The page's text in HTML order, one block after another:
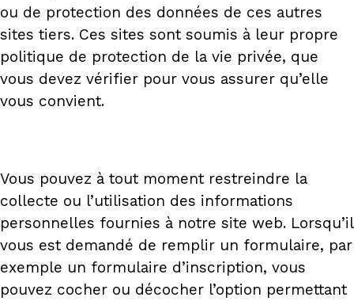
ou de protection des données de ces autres
sites tiers. Ces sites sont soumis à leur propre
politique de protection de la vie privée, que
vous devez vérifier pour vous assurer qu’elle
vous convient.
Vous pouvez à tout moment restreindre la
collecte ou l’utilisation des informations
personnelles fournies à notre site web. Lorsqu’il
vous est demandé de remplir un formulaire, par
exemple un formulaire d’inscription, vous
pouvez cocher ou décocher l’option permettant